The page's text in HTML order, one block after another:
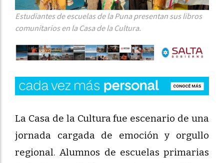
Estudiantes de escuelas de la Puna presentan sus libros
comunitarios en la Casa de la Cultura.
La Casa de la Cultura fue escenario de una
jornada cargada de emoción y orgullo
regional. Alumnos de escuelas primarias